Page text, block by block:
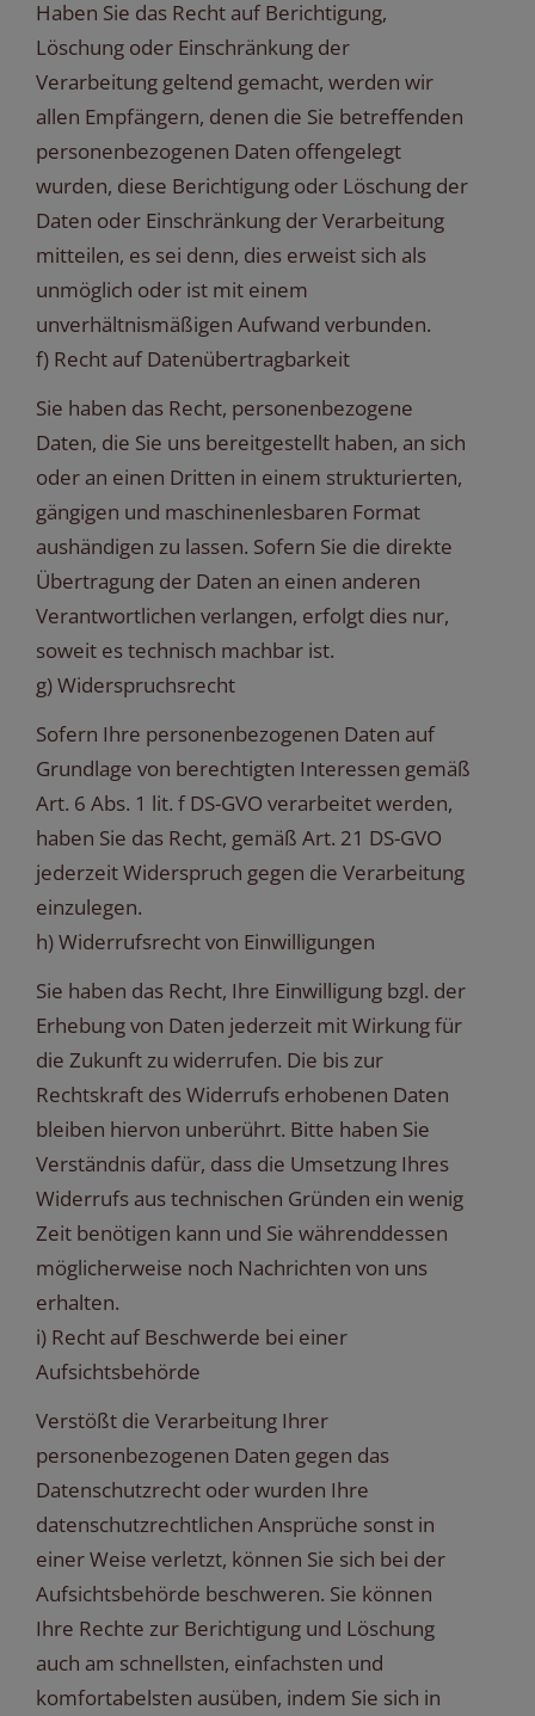
Haben Sie das Recht auf Berichtigung,
Löschung oder Einschränkung der
Verarbeitung geltend gemacht, werden wir
allen Empfängern, denen die Sie betreffenden
personenbezogenen Daten offengelegt
wurden, diese Berichtigung oder Löschung der
Daten oder Einschränkung der Verarbeitung
mitteilen, es sei denn, dies erweist sich als
unmöglich oder ist mit einem
unverhältnismäßigen Aufwand verbunden.
f) Recht auf Datenübertragbarkeit
Sie haben das Recht, personenbezogene
Daten, die Sie uns bereitgestellt haben, an sich
oder an einen Dritten in einem strukturierten,
gängigen und maschinenlesbaren Format
aushändigen zu lassen. Sofern Sie die direkte
Übertragung der Daten an einen anderen
Verantwortlichen verlangen, erfolgt dies nur,
soweit es technisch machbar ist.
g) Widerspruchsrecht
Sofern Ihre personenbezogenen Daten auf
Grundlage von berechtigten Interessen gemäß
Art. 6 Abs. 1 lit. f DS-GVO verarbeitet werden,
haben Sie das Recht, gemäß Art. 21 DS-GVO
jederzeit Widerspruch gegen die Verarbeitung
einzulegen.
h) Widerrufsrecht von Einwilligungen
Sie haben das Recht, Ihre Einwilligung bzgl. der
Erhebung von Daten jederzeit mit Wirkung für
die Zukunft zu widerrufen. Die bis zur
Rechtskraft des Widerrufs erhobenen Daten
bleiben hiervon unberührt. Bitte haben Sie
Verständnis dafür, dass die Umsetzung Ihres
Widerrufs aus technischen Gründen ein wenig
Zeit benötigen kann und Sie währenddessen
möglicherweise noch Nachrichten von uns
erhalten.
i) Recht auf Beschwerde bei einer
Aufsichtsbehörde
Verstößt die Verarbeitung Ihrer
personenbezogenen Daten gegen das
Datenschutzrecht oder wurden Ihre
datenschutzrechtlichen Ansprüche sonst in
einer Weise verletzt, können Sie sich bei der
Aufsichtsbehörde beschweren. Sie können
Ihre Rechte zur Berichtigung und Löschung
auch am schnellsten, einfachsten und
komfortabelsten ausüben, indem Sie sich in